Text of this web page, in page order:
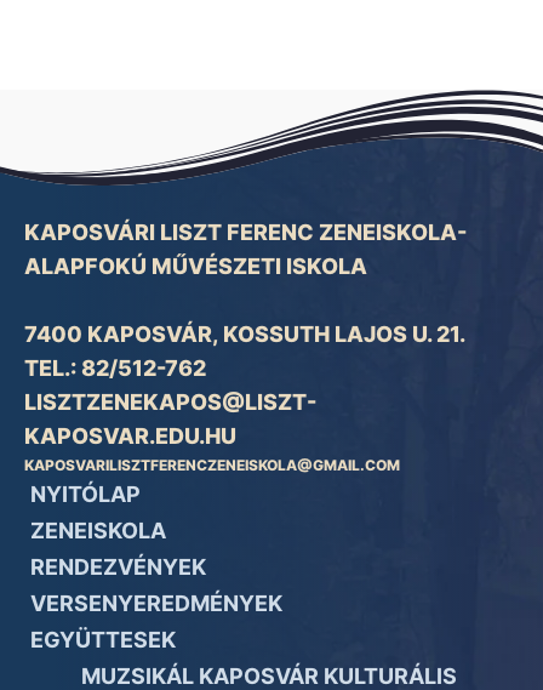
KAPOSVÁRI LISZT FERENC ZENEISKOLA-
ALAPFOKÚ MŰVÉSZETI ISKOLA
7400 KAPOSVÁR, KOSSUTH LAJOS U. 21.
TEL.: 82/512-762
LISZTZENEKAPOS@LISZT-
KAPOSVAR.EDU.HU
KAPOSVARILISZTFERENCZENEISKOLA@GMAIL.COM
NYITÓLAP
ZENEISKOLA
RENDEZVÉNYEK
VERSENYEREDMÉNYEK
EGYÜTTESEK
MUZSIKÁL KAPOSVÁR KULTURÁLIS